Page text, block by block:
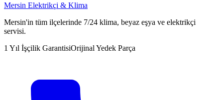
Mersin Elektrikçi & Klima
Mersin'in tüm ilçelerinde 7/24 klima, beyaz eşya ve elektrikçi
servisi.
1 Yıl İşçilik GarantisiOrijinal Yedek Parça